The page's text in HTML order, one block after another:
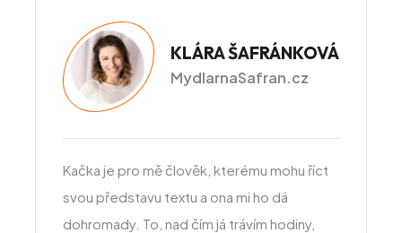
KLÁRA ŠAFRÁNKOVÁ
MydlarnaSafran.cz
Kačka je pro mě člověk, kterému mohu říct
svou představu textu a ona mi ho dá
dohromady. To, nad čím já trávím hodiny,